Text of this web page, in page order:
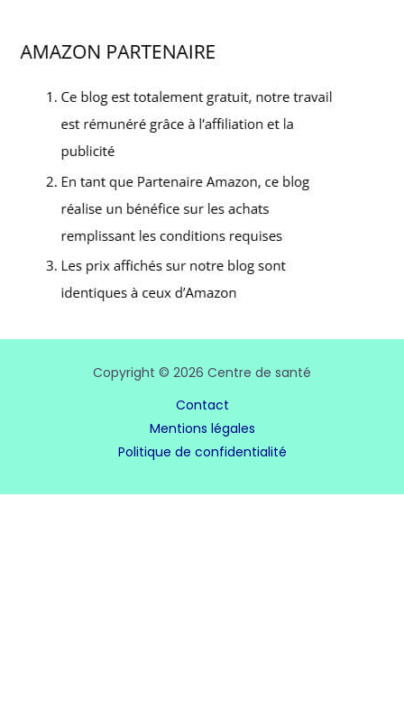
Copyright © 2026 Centre de santé
Contact
Mentions légales
Politique de confidentialité